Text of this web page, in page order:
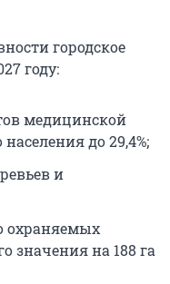
городское
году:
медицинской
до 29,4%;
и
охраняемых
значения на 188 га